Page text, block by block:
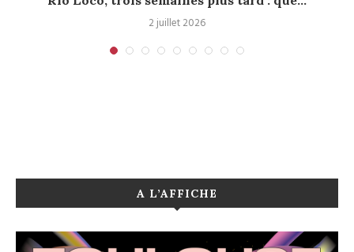
2 juillet 2026
A L’AFFICHE